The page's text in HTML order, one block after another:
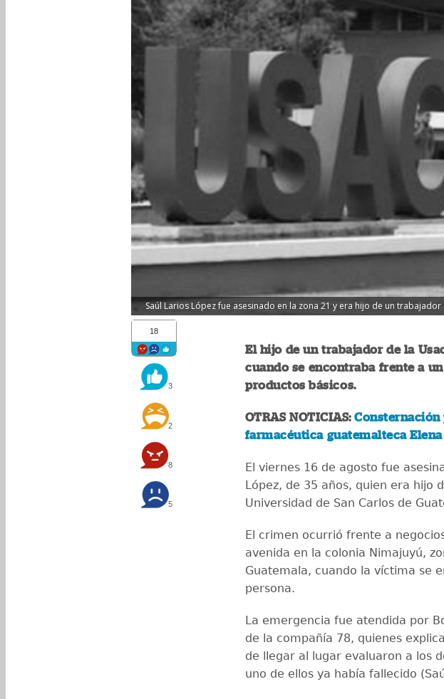
Saúl Larios López fue asesinado en la zona 21 y era hijo de un
18
3
2
8
5
El hijo de un trabajador de la
cuando se encontraba frente a
productos básicos.
OTRAS NOTICIAS:
farmacéutica guatemalteca Elena
El viernes 16 de agosto fue
López, de 35 años, quien era hijo
Universidad de San Carlos de
El crimen ocurrió frente a
avenida en la colonia Nimajuyú,
Guatemala, cuando la víctima se
persona.
La emergencia fue atendida por
de la compañía 78, quienes
de llegar al lugar evaluaron a los
uno de ellos ya había fallecido